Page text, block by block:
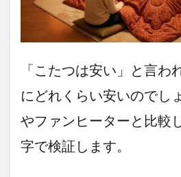
こた
つの
電気
代は
コン
分の1
「サ
「こたつは安い」と言わ
にどれくらい安いのでし
やファンヒーターと比較
字で検証します。